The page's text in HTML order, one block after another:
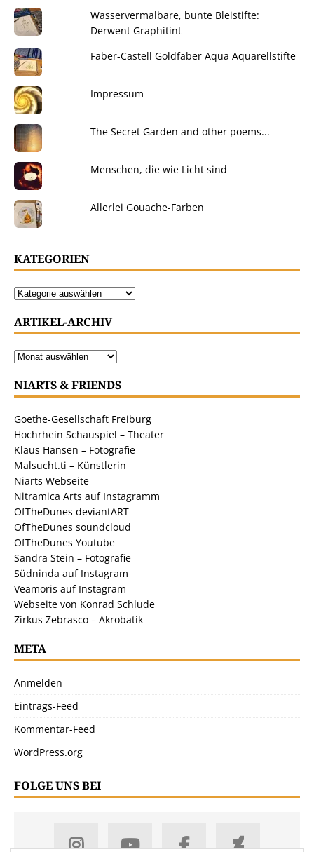
Wasservermalbare, bunte Bleistifte:
Derwent Graphitint
Faber-Castell Goldfaber Aqua Aquarellstifte
Impressum
The Secret Garden and other poems...
Menschen, die wie Licht sind
Allerlei Gouache-Farben
KATEGORIEN
ARTIKEL-ARCHIV
NIARTS & FRIENDS
Goethe-Gesellschaft Freiburg
Hochrhein Schauspiel – Theater
Klaus Hansen – Fotografie
Malsucht.ti – Künstlerin
Niarts Webseite
Nitramica Arts auf Instagramm
OfTheDunes deviantART
OfTheDunes soundcloud
OfTheDunes Youtube
Sandra Stein – Fotografie
Südninda auf Instagram
Veamoris auf Instagram
Webseite von Konrad Schlude
Zirkus Zebrasco – Akrobatik
META
Anmelden
Eintrags-Feed
Kommentar-Feed
WordPress.org
FOLGE UNS BEI